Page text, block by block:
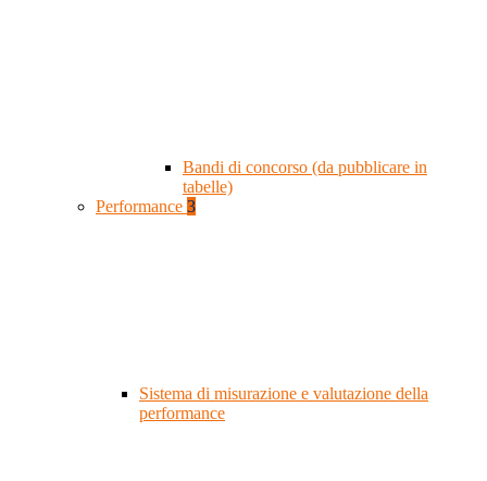
Bandi di concorso (da pubblicare in
tabelle)
Performance 3
Sistema di misurazione e valutazione della
performance